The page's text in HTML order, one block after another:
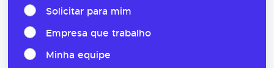
Solicitar para mim
Empresa que trabalho
Minha equipe